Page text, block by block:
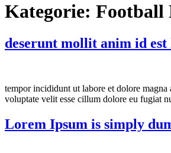
Kategorie: Football
deserunt mollit anim id
tempor incididunt ut labore et dolore
voluptate velit esse cillum dolore eu fugiat
Lorem Ipsum is simply